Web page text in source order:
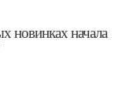
новинках начала